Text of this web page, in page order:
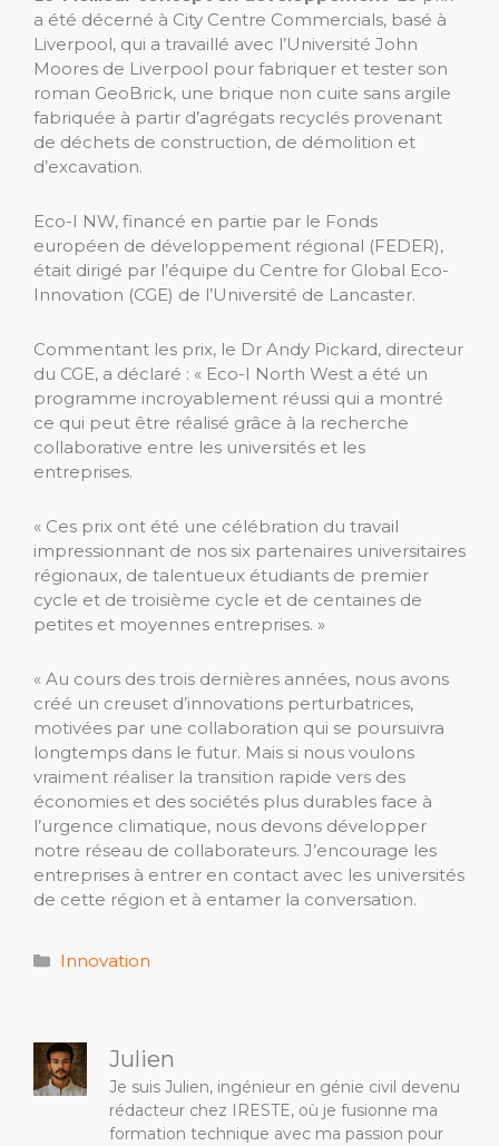
a été décerné à City Centre Commercials, basé à
Liverpool, qui a travaillé avec l’Université John
Moores de Liverpool pour fabriquer et tester son
roman GeoBrick, une brique non cuite sans argile
fabriquée à partir d’agrégats recyclés provenant
de déchets de construction, de démolition et
d’excavation.
Eco-I NW, financé en partie par le Fonds
européen de développement régional (FEDER),
était dirigé par l’équipe du Centre for Global Eco-
Innovation (CGE) de l’Université de Lancaster.
Commentant les prix, le Dr Andy Pickard, directeur
du CGE, a déclaré : « Eco-I North West a été un
programme incroyablement réussi qui a montré
ce qui peut être réalisé grâce à la recherche
collaborative entre les universités et les
entreprises.
« Ces prix ont été une célébration du travail
impressionnant de nos six partenaires universitaires
régionaux, de talentueux étudiants de premier
cycle et de troisième cycle et de centaines de
petites et moyennes entreprises. »
« Au cours des trois dernières années, nous avons
créé un creuset d’innovations perturbatrices,
motivées par une collaboration qui se poursuivra
longtemps dans le futur. Mais si nous voulons
vraiment réaliser la transition rapide vers des
économies et des sociétés plus durables face à
l’urgence climatique, nous devons développer
notre réseau de collaborateurs. J’encourage les
entreprises à entrer en contact avec les universités
de cette région et à entamer la conversation.
Catégories
Innovation
Julien
Je suis Julien, ingénieur en génie civil devenu
rédacteur chez IRESTE, où je fusionne ma
formation technique avec ma passion pour